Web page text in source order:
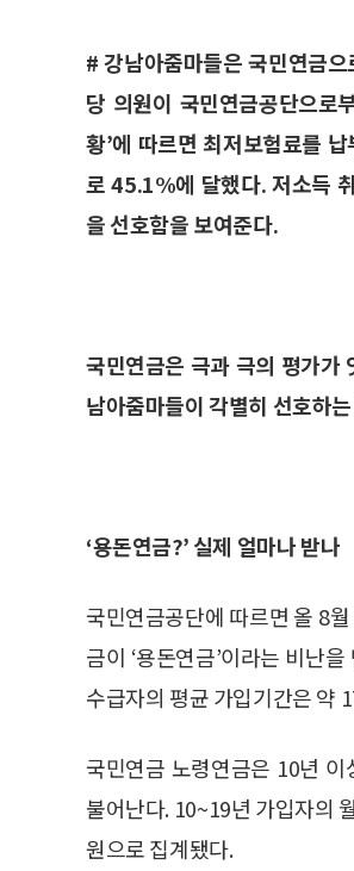
# 강남아줌마들은 국민연금
당 의원이 국민연금공단으로
황’에 따르면 최저보험료를
로 45.1%에 달했다. 저소득
을 선호함을 보여준다.
국민연금은 극과 극의 평가가
남아줌마들이 각별히 선호하
‘용돈연금?’ 실제 얼마나 받나
국민연금공단에 따르면 올 8
금이 ‘용돈연금’이라는 비난
수급자의 평균 가입기간은 약
국민연금 노령연금은 10년
불어난다. 10~19년 가입자의
원으로 집계됐다.